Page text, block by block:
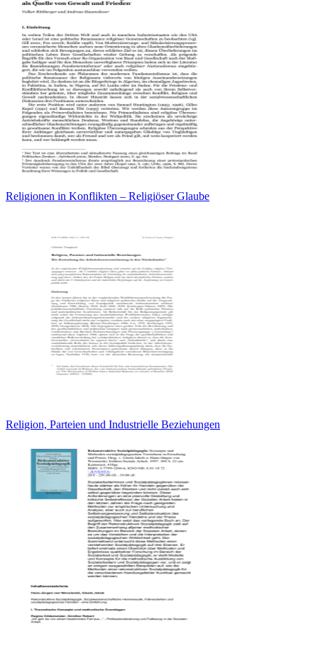
Religionen in Konflikten – Religiöser Glaube
Religion, Parteien und Industrielle Beziehungen